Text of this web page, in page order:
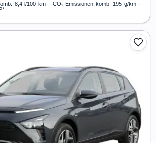
8,4 l/100 km · CO₂-Emissionen komb. 195 g/km ·